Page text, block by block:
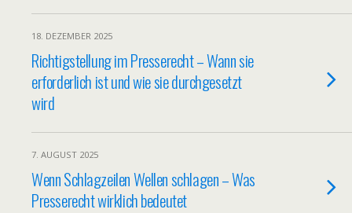
18. DEZEMBER 2025
Richtigstellung im Presserecht – Wann sie
erforderlich ist und wie sie durchgesetzt
wird
7. AUGUST 2025
Wenn Schlagzeilen Wellen schlagen – Was
Presserecht wirklich bedeutet